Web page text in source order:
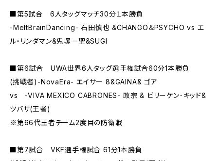
■第5試合 6人タッグマッチ30分１本勝負
-MeltBrainDancing- 石田慎也 &CHANGO＆PSYCHO vs エ
ル・リンダマン&鬼塚一聖&SUGI
■第6試合 UWA世界6人タッグ選手権試合60分1本勝負
(挑戦者)-NovaEra- エイサー 8&GAINA& ゴア
vs -VIVA MEXICO CABRONES- 政宗 & ビリーケン･キッド&
ツバサ(王者)
※第66代王者チーム2度目の防衛戦
■第7試合 VKF選手権試合 61分1本勝負